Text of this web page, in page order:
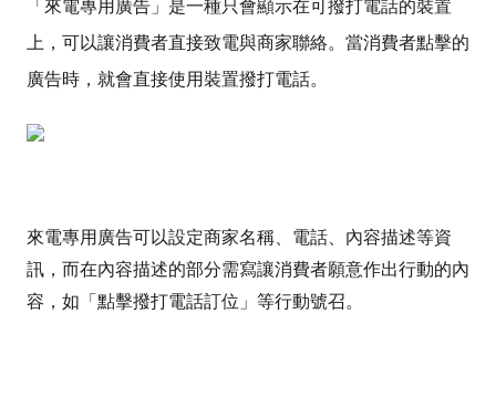
「來電專用廣告」是一種只會顯示在可撥打電話的裝置
上，可以讓消費者直接致電與商家聯絡。當消費者點擊的
廣告時，就會直接使用裝置撥打電話。
來電專用廣告可以設定商家名稱、電話、內容描述等資
訊，而在內容描述的部分需寫讓消費者願意作出行動的內
容，如「點擊撥打電話訂位」等行動號召。